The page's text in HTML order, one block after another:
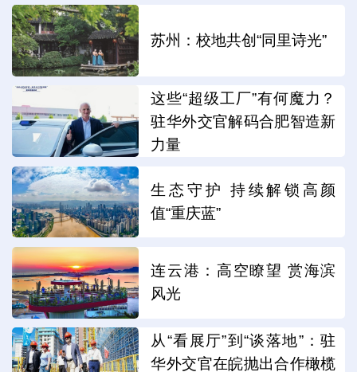
苏州：校地共创“同里诗光”
这些“超级工厂”有何魔力？
驻华外交官解码合肥智造新
力量
生态守护 持续解锁高颜
值“重庆蓝”
连云港：高空瞭望 赏海滨
风光
从“看展厅”到“谈落地”：驻
华外交官在皖抛出合作橄榄